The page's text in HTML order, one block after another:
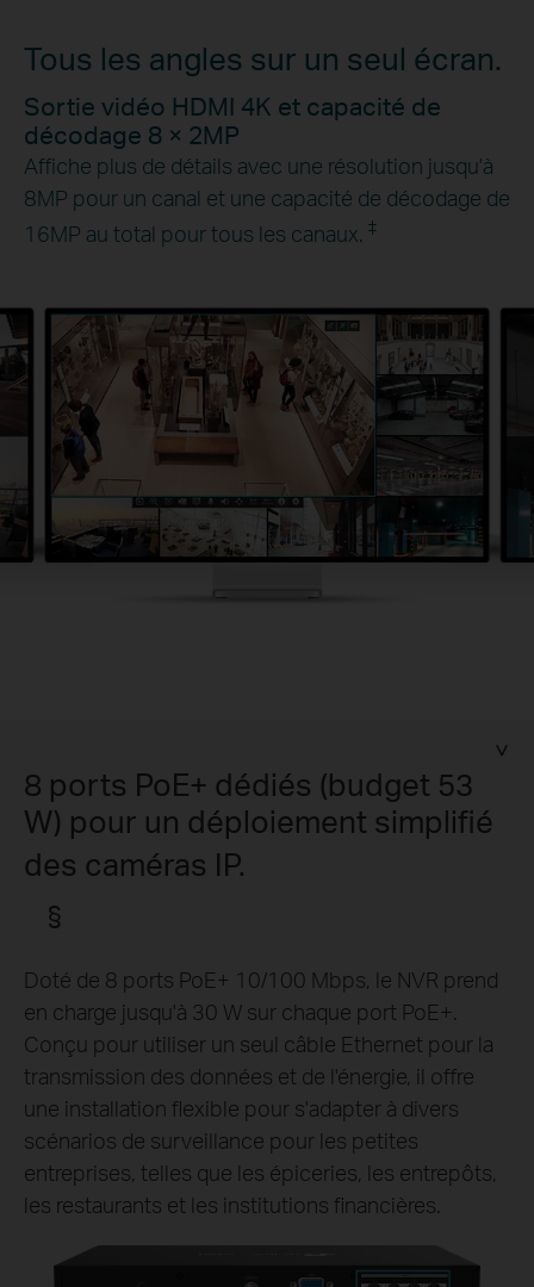
Tous les angles sur un seul écran.
Sortie vidéo HDMI 4K et capacité de
décodage 8 × 2MP
Affiche plus de détails avec une résolution jusqu'à
8MP pour un canal et une capacité de décodage de
16MP au total pour tous les canaux. ‡
8 ports PoE+ dédiés (budget 53
W) pour un déploiement simplifié
des caméras IP.
§
Doté de 8 ports PoE+ 10/100 Mbps, le NVR prend
en charge jusqu'à 30 W sur chaque port PoE+.
Conçu pour utiliser un seul câble Ethernet pour la
transmission des données et de l'énergie, il offre
une installation flexible pour s'adapter à divers
scénarios de surveillance pour les petites
entreprises, telles que les épiceries, les entrepôts,
les restaurants et les institutions financières.